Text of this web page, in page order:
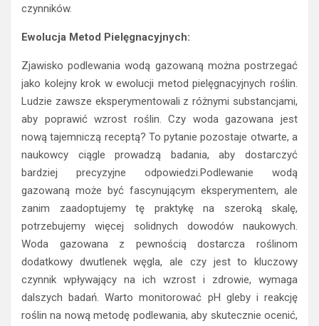
czynników.
Ewolucja Metod Pielęgnacyjnych:
Zjawisko podlewania wodą gazowaną można postrzegać
jako kolejny krok w ewolucji metod pielęgnacyjnych roślin.
Ludzie zawsze eksperymentowali z różnymi substancjami,
aby poprawić wzrost roślin. Czy woda gazowana jest
nową tajemniczą receptą? To pytanie pozostaje otwarte, a
naukowcy ciągle prowadzą badania, aby dostarczyć
bardziej precyzyjne odpowiedzi.Podlewanie wodą
gazowaną może być fascynującym eksperymentem, ale
zanim zaadoptujemy tę praktykę na szeroką skalę,
potrzebujemy więcej solidnych dowodów naukowych.
Woda gazowana z pewnością dostarcza roślinom
dodatkowy dwutlenek węgla, ale czy jest to kluczowy
czynnik wpływający na ich wzrost i zdrowie, wymaga
dalszych badań. Warto monitorować pH gleby i reakcję
roślin na nową metodę podlewania, aby skutecznie ocenić,